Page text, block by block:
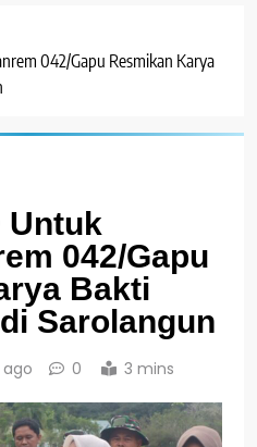
042/Gapu Resmikan Karya
Untuk
042/Gapu
Bakti
Sarolangun
0 3 mins